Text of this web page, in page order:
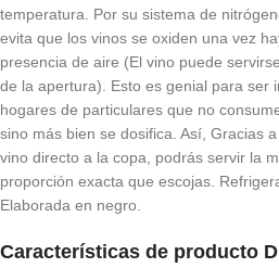
temperatura. Por su sistema de
evita que los vinos se oxiden una vez
presencia de aire (El vino puede
de la apertura). Esto es genial para ser
hogares de particulares que no
sino más bien se dosifica. Así, Gracias
vino directo a la copa, podrás servir la
proporción exacta que escojas.
Elaborada en negro.
Características de producto